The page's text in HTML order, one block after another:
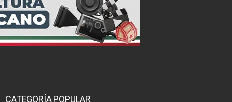
CATEGORÍA POPULAR